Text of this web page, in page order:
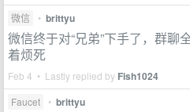
微信 • brittyu
微信终于对“兄弟”下手了，群聊
着烦死
Feb 4 • Lastly replied by Fish1024
Faucet • brittyu